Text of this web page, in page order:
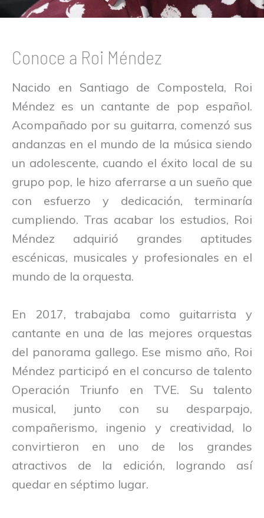
Conoce a Roi Méndez
Nacido en Santiago de Compostela, Roi
Méndez es un cantante de pop español.
Acompañado por su guitarra, comenzó sus
andanzas en el mundo de la música siendo
un adolescente, cuando el éxito local de su
grupo pop, le hizo aferrarse a un sueño que
con esfuerzo y dedicación, terminaría
cumpliendo. Tras acabar los estudios, Roi
Méndez adquirió grandes aptitudes
escénicas, musicales y profesionales en el
mundo de la orquesta.
En 2017, trabajaba como guitarrista y
cantante en una de las mejores orquestas
del panorama gallego. Ese mismo año, Roi
Méndez participó en el concurso de talento
Operación Triunfo en TVE. Su talento
musical, junto con su desparpajo,
compañerismo, ingenio y creatividad, lo
convirtieron en uno de los grandes
atractivos de la edición, logrando así
quedar en séptimo lugar.